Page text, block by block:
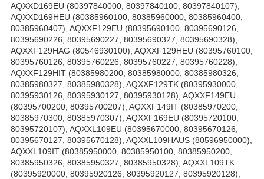
AQXXD169EU (80397840000, 80397840100, 80397840107),
AQXXD169HEU (80385960100, 80385960000, 80385960400,
80385960407), AQXXF129EU (80395690100, 80395690126,
80395690226, 80395690227, 80395690327, 80395690328),
AQXXF129HAG (80546930100), AQXXF129HEU (80395760100,
80395760126, 80395760226, 80395760227, 80395760228),
AQXXF129HIT (80385980200, 80385980000, 80385980326,
80385980327, 80385980328), AQXXF129TK (80395930000,
80395930126, 80395930127, 80395930128), AQXXF149EU
(80395700200, 80395700207), AQXXF149IT (80385970200,
80385970300, 80385970307), AQXXF169EU (80395720100,
80395720107), AQXXL109EU (80395670000, 80395670126,
80395670127, 80395670128), AQXXL109HAUS (80596950000),
AQXXL109IT (80385950000, 80385950100, 80385950200,
80385950326, 80385950327, 80385950328), AQXXL109TK
(80395920000, 80395920126, 80395920127, 80395920128),